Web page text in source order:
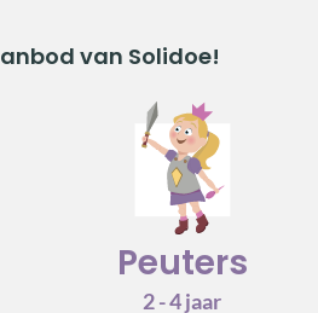
van Solidoe!
Peuters
2 - 4 jaar